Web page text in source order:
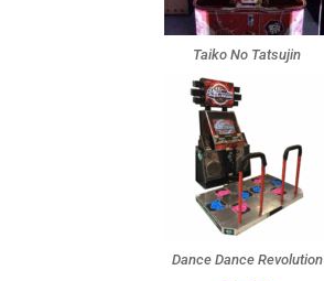
Taiko No Tatsujin
Dance Dance Revolution